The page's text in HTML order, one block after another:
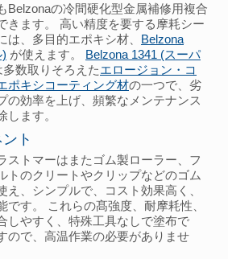
Belzonaの冷間硬化型金属補修用複合
きます。 高い精度を要する摩耗シー
は、多目的エポキシ材、 Belzona
が使えます。 Belzona 1341 (スーパ
多数取りそろえたエロージョン・コ
ポキシコーティング材の一つで、劣
の効率を上げ、頻繁なメンテナンス
します。
ト
ストマーはまたゴム製ローラー、フ
トのクリートやクリップなどのゴム
え、シンプルで、コスト効果高く、
です。 これらの髙強度、耐摩耗性、
しやすく、特殊工具なしで塗布で
ので、高温作業の必要がありませ